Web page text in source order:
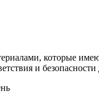
которые
и безопасности